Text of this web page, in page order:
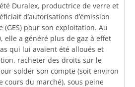
Duralex, productrice de verre et
d’autorisations d’émission
(GES) pour son exploitation. Au
elle a généré plus de gaz à effet
qui lui avaient été alloués et
racheter des droits sur le
solder son compte (soit environ
cours du marché), sous peine